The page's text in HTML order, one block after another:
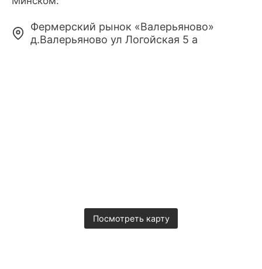
Фермерский рынок «Валерьяново»
д.Валерьяново ул Логойская 5 а
Посмотреть карту